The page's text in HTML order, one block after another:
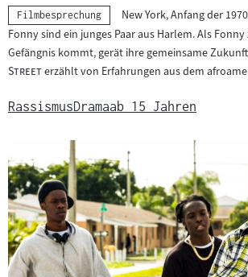
Kategorie:
Filmbesprechung
New York, Anfang der
Fonny sind ein junges Paar aus Harlem. Als
Gefängnis kommt, gerät ihre gemeinsame
Street"erzählt von Erfahrungen aus dem
RassismusDramaab 15 Jahren